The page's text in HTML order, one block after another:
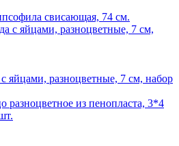
свисающая, 74 см.
яйцами, разноцветные, 7 см, набор